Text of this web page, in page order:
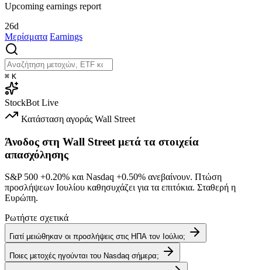
Upcoming earnings report
26d
Μερίσματα Earnings
⌘ K
StockBot Live
Κατάσταση αγοράς Wall Street
Άνοδος στη Wall Street μετά τα στοιχεία
απασχόλησης
S&P 500 +0.20% και Nasdaq +0.50% ανεβαίνουν. Πτώση
προσλήψεων Ιουλίου καθησυχάζει για τα επιτόκια. Σταθερή η
Ευρώπη.
Ρωτήστε σχετικά
Γιατί μειώθηκαν οι προσλήψεις στις ΗΠΑ τον Ιούλιο;
Ποιες μετοχές ηγούνται του Nasdaq σήμερα;